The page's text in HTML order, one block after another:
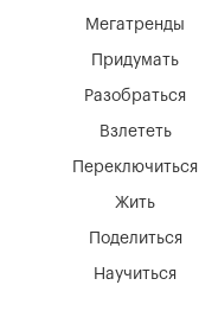
Мегатренды
Придумать
Разобраться
Взлететь
Переключиться
Жить
Поделиться
Научиться